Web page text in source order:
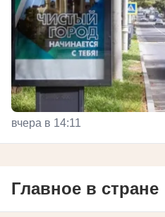
вчера в 14:11
Главное в стране